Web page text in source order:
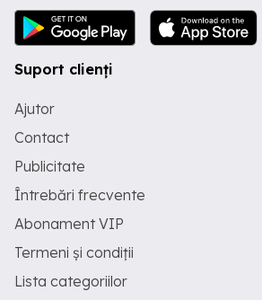
Suport clienți
Ajutor
Contact
Publicitate
Întrebări frecvente
Abonament VIP
Termeni și condiții
Lista categoriilor